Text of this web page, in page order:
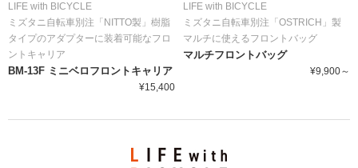
LIFE with BICYCLE
ミズタニ自転車別注「NITTO製」樹脂
タイプのアダプターに装着可能なフロ
ントキャリア
BM-13F ミニベロフロントキャリア
¥15,400
LIFE with BICYCLE
ミズタニ自転車別注「OSTRICH」製
マルチに使えるフロントバッグ
マルチフロントバッグ
¥9,900～